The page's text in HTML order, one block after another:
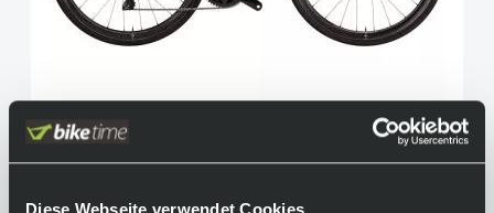
Diese Webseite verwendet Cookies
Wilier Granturismo SLR, Shimano Dura Ace Di2,